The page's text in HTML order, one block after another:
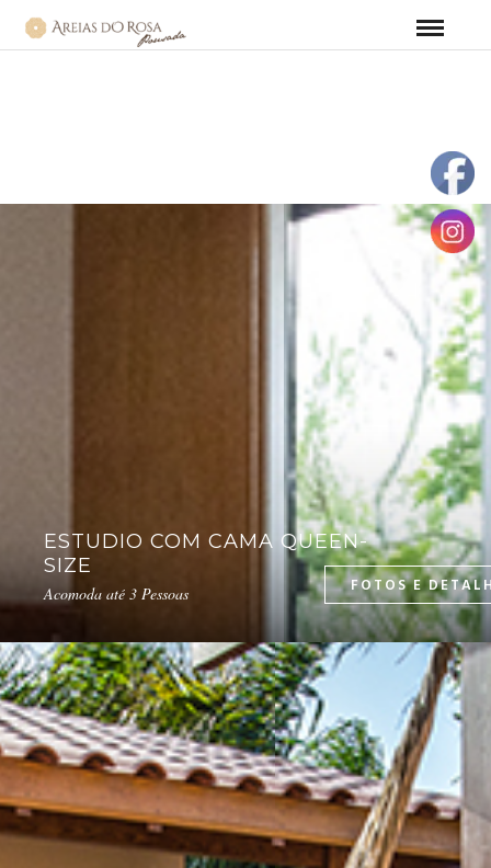
ESTUDIO COM CAMA QUEEN-
SIZE
Acomoda até 3 Pessoas